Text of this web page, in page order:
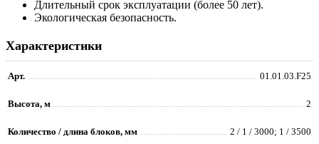
Длительный срок эксплуатации (более 50 лет).
Экологическая безопасность.
Характеристики
Арт. 01.01.03.F25
Высота, м 2
Количество / длина блоков, мм 2 / 1 / 3000; 1 / 3500